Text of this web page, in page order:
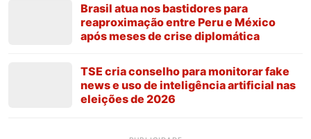
Brasil atua nos bastidores para
reaproximação entre Peru e México
após meses de crise diplomática
TSE cria conselho para monitorar fake
news e uso de inteligência artificial nas
eleições de 2026